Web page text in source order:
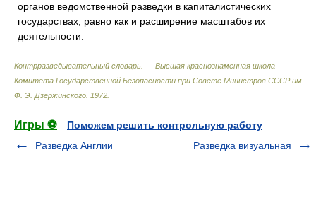
органов ведомственной разведки в капиталистических
государствах, равно как и расширение масштабов их
деятельности.
Контрразведывательный словарь. — Высшая краснознаменная школа
Комитета Государственной Безопасности при Совете Министров СССР им.
Ф. Э. Дзержинского 1972
Игры ⚽
Поможем решить контрольную работу
Разведка Англии
Разведка визуальная